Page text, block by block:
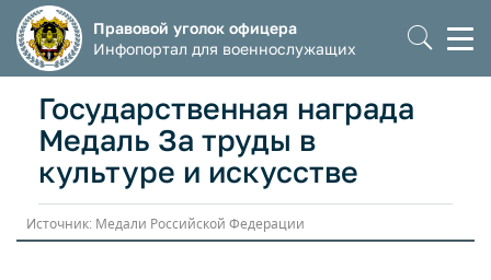
Правовой уголок офицера
Инфопортал для военнослужащих
Государственная награда
Медаль За труды в
культуре и искусстве
Источник: Медали Российской Федерации